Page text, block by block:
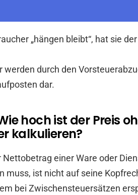
„hängen bleibt“, hat sie
durch den
dar.
hoch ist der Preis
kalkulieren?
einer Ware oder
ist nicht auf seine
bei Zwischensteuersätzen